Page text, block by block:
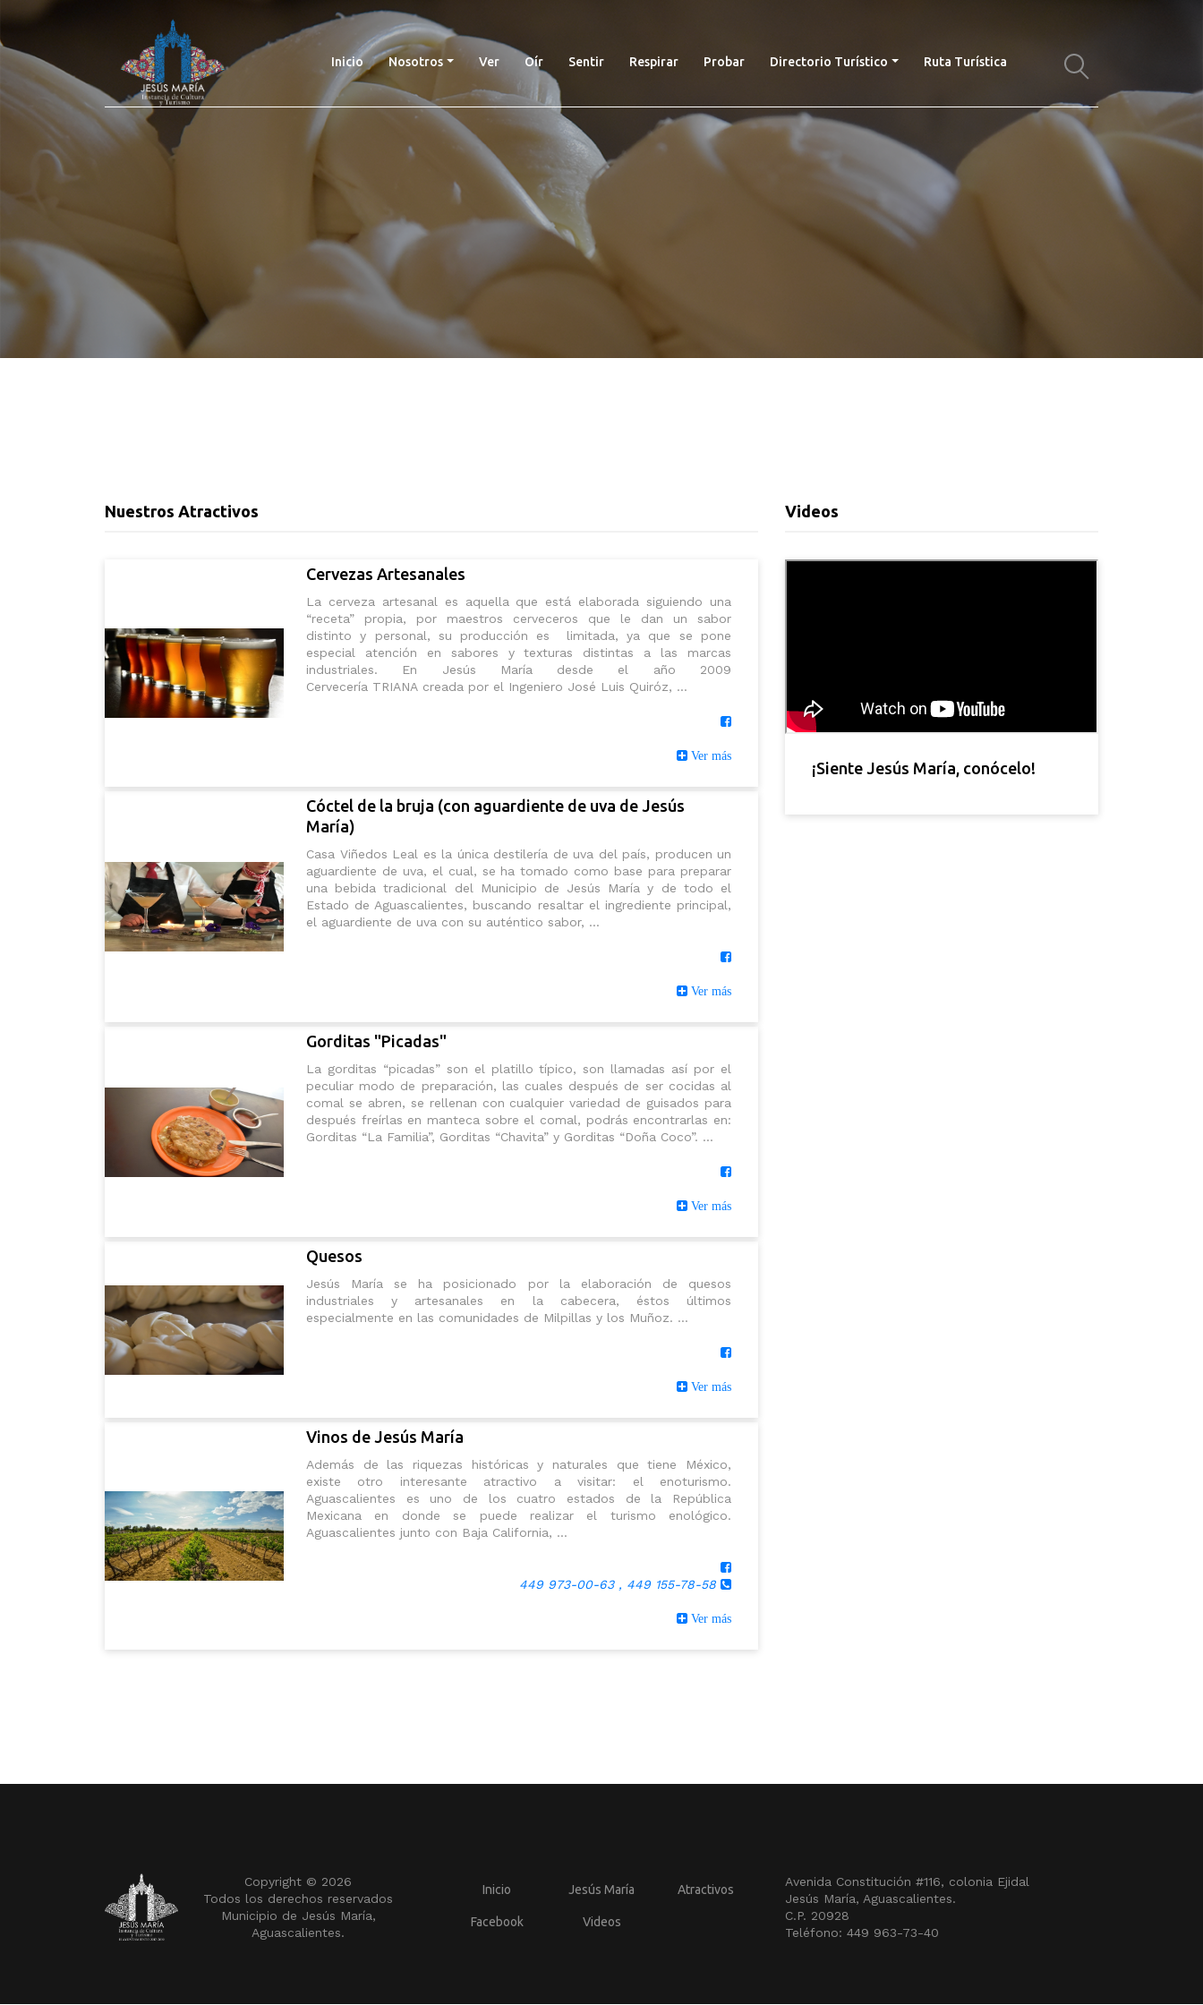
Inicio(current)Nosotros Ver Oír Sentir Respirar Probar Directorio Turístico Ruta Turística
Nuestros Atractivos
Cervezas Artesanales
La cerveza artesanal es aquella que está elaborada siguiendo una
“receta” propia, por maestros cerveceros que le dan un sabor
distinto y personal, su producción es limitada, ya que se pone
especial atención en sabores y texturas distintas a las marcas
industriales. En Jesús María desde el año 2009
Cervecería TRIANA creada por el Ingeniero José Luis Quiróz, ...
Ver más
Cóctel de la bruja (con aguardiente de uva de Jesús
María)
Casa Viñedos Leal es la única destilería de uva del país, producen un
aguardiente de uva, el cual, se ha tomado como base para preparar
una bebida tradicional del Municipio de Jesús María y de todo el
Estado de Aguascalientes, buscando resaltar el ingrediente principal,
el aguardiente de uva con su auténtico sabor, ...
Ver más
Gorditas "Picadas"
La gorditas “picadas” son el platillo típico, son llamadas así por el
peculiar modo de preparación, las cuales después de ser cocidas al
comal se abren, se rellenan con cualquier variedad de guisados para
después freírlas en manteca sobre el comal, podrás encontrarlas en:
Gorditas “La Familia”, Gorditas “Chavita” y Gorditas “Doña Coco”. ...
Ver más
Quesos
Jesús María se ha posicionado por la elaboración de quesos
industriales y artesanales en la cabecera, éstos últimos
especialmente en las comunidades de Milpillas y los Muñoz. ...
Ver más
Vinos de Jesús María
Además de las riquezas históricas y naturales que tiene México,
existe otro interesante atractivo a visitar: el enoturismo.
Aguascalientes es uno de los cuatro estados de la República
Mexicana en donde se puede realizar el turismo enológico.
Aguascalientes junto con Baja California, ...
449 973-00-63 , 449 155-78-58
Ver más
Videos
¡Siente Jesús María, conócelo!
Copyright © 2026
Todos los derechos reservados
Municipio de Jesús María,
Aguascalientes.
Inicio Jesús María Atractivos
Facebook Videos
Avenida Constitución #116, colonia Ejidal
Jesús María, Aguascalientes.
C.P. 20928
Teléfono: 449 963-73-40